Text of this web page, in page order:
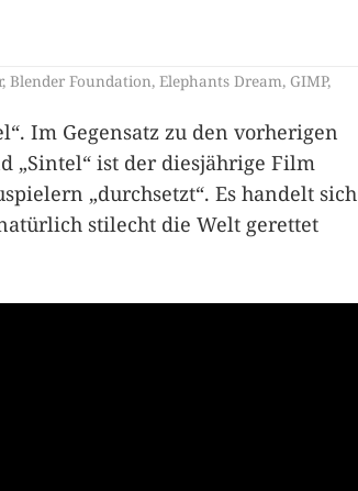
, Blender Foundation, Elephants Dream, GIMP,
Im Gegensatz zu den vorherigen
„Sintel“ ist der diesjährige Film
„durchsetzt“. Es handelt sich
stilecht die Welt gerettet